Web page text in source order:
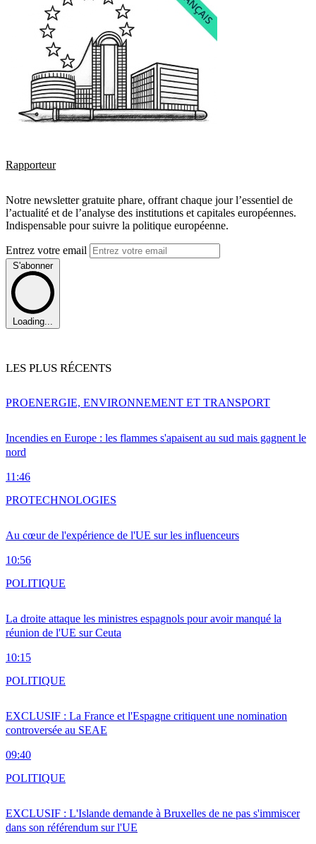
Rapporteur
Notre newsletter gratuite phare, offrant chaque jour l’essentiel de
l’actualité et de l’analyse des institutions et capitales européennes.
Indispensable pour suivre la politique européenne.
Entrez votre email
S'abonner
Loading...
LES PLUS RÉCENTS
Incendies en Europe : les flammes s'apaisent au sud mais gagnent le
nord
11:46
PROENERGIE, ENVIRONNEMENT ET TRANSPORT
Au cœur de l'expérience de l'UE sur les influenceurs
10:56
PROTECHNOLOGIES
La droite attaque les ministres espagnols pour avoir manqué la
réunion de l'UE sur Ceuta
10:15
POLITIQUE
EXCLUSIF : La France et l'Espagne critiquent une nomination
controversée au SEAE
09:40
POLITIQUE
EXCLUSIF : L'Islande demande à Bruxelles de ne pas s'immiscer
dans son référendum sur l'UE
POLITIQUE